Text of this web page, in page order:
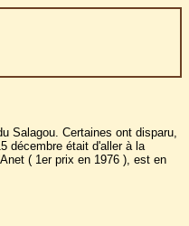
Salagou. Certaines ont disparu,
décembre était d'aller à la
( 1er prix en 1976 ), est en